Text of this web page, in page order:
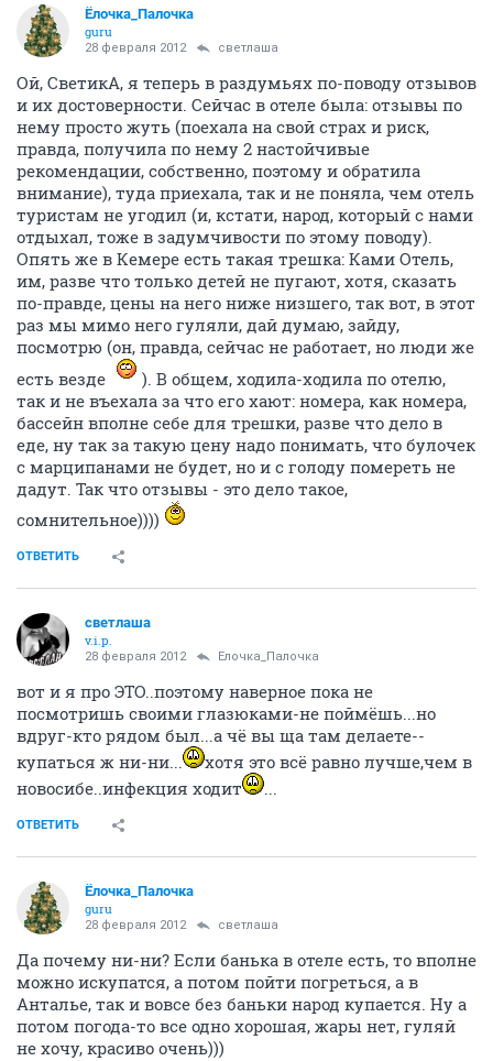
Ёлочка_Палочка
guru
28 февраля 2012 светлаша
Ой, СветикА, я теперь в раздумьях по-поводу отзывов
и их достоверности. Сейчас в отеле была: отзывы по
нему просто жуть (поехала на свой страх и риск,
правда, получила по нему 2 настойчивые
рекомендации, собственно, поэтому и обратила
внимание), туда приехала, так и не поняла, чем отель
туристам не угодил (и, кстати, народ, который с нами
отдыхал, тоже в задумчивости по этому поводу).
Опять же в Кемере есть такая трешка: Ками Отель,
им, разве что только детей не пугают, хотя, сказать
по-правде, цены на него ниже низшего, так вот, в этот
раз мы мимо него гуляли, дай думаю, зайду,
посмотрю (он, правда, сейчас не работает, но люди же
есть везде
). В общем, ходила-ходила по отелю,
так и не въехала за что его хают: номера, как номера,
бассейн вполне себе для трешки, разве что дело в
еде, ну так за такую цену надо понимать, что булочек
с марципанами не будет, но и с голоду помереть не
дадут. Так что отзывы - это дело такое,
сомнительное))))
ОТВЕТИТЬ
светлаша
v.i.p.
28 февраля 2012 Ёлочка_Палочка
вот и я про ЭТО..поэтому наверное пока не
посмотришь своими глазюками-не поймёшь...но
вдруг-кто рядом был...а чё вы ща там делаете--
купаться ж ни-ни...
хотя это всё равно лучше,чем в
новосибе..инфекция ходит
...
ОТВЕТИТЬ
Ёлочка_Палочка
guru
28 февраля 2012 светлаша
Да почему ни-ни? Если банька в отеле есть, то вполне
можно искупатся, а потом пойти погреться, а в
Анталье, так и вовсе без баньки народ купается. Ну а
потом погода-то все одно хорошая, жары нет, гуляй
не хочу, красиво очень)))